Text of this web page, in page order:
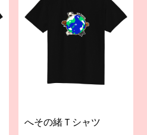
へその緒Ｔシャツ